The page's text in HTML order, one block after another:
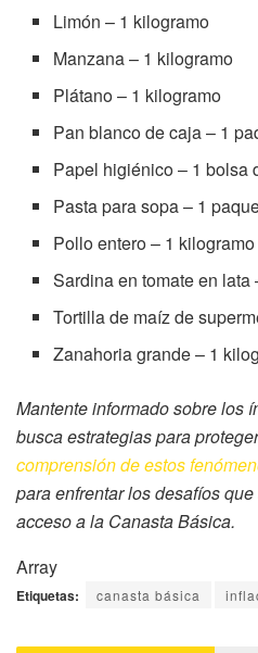
Limón – 1 kilogramo
Manzana – 1 kilogramo
Plátano – 1 kilogramo
Pan blanco de caja – 1
Papel higiénico – 1 bolsa
Pasta para sopa – 1
Pollo entero – 1 kilogramo
Sardina en tomate en
Tortilla de maíz de
Zanahoria grande – 1
Mantente informado sobre los
busca estrategias para
comprensión de estos
para enfrentar los desafíos
acceso a la Canasta Básica.
Array
Etiquetas: canasta básica